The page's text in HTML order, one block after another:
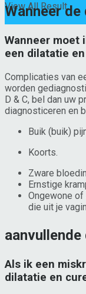
View All Result
Wanneer
Wanneer moet
een dilatatie
Complicaties van
worden
D & C, bel dan uw
diagnosticeren en
Buik (buik)
Koorts.
Zware
Ernstige
Ongewone
die uit je
Als ik een
dilatatie en